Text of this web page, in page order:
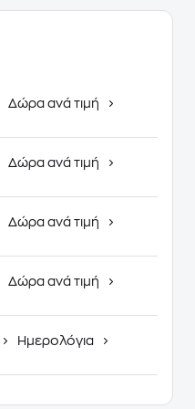
Δώρα ανά τιμή
Δώρα ανά τιμή
Δώρα ανά τιμή
Δώρα ανά τιμή
Ημερολόγια